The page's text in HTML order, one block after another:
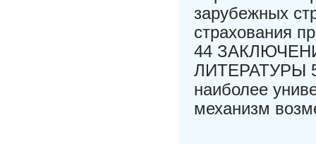
зарубежных
страхования
44
ЛИТЕРАТУРЫ
наиболее
механизм